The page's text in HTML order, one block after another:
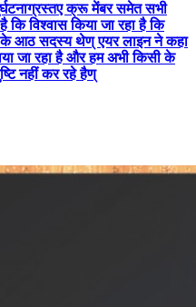
क्रू मेंबर समेत सभी
कि विश्वास किया जा रहा है कि
आठ सदस्य थेण् एयर लाइन ने कहा
जा रहा है और हम अभी किसी के
नहीं कर रहे हैण्